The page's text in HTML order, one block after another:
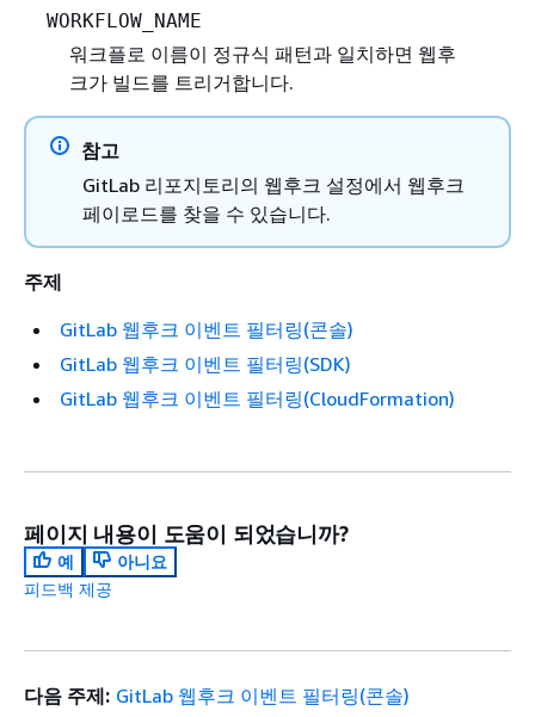
WORKFLOW_NAME
워크플로 이름이 정규식 패턴과 일치하면 웹후
크가 빌드를 트리거합니다.
참고
GitLab 리포지토리의 웹후크 설정에서 웹후크
페이로드를 찾을 수 있습니다.
주제
GitLab 웹후크 이벤트 필터링(콘솔)
GitLab 웹후크 이벤트 필터링(SDK)
GitLab 웹후크 이벤트 필터링(CloudFormation)
페이지 내용이 도움이 되었습니까?
예
아니요
피드백 제공
다음 주제: GitLab 웹후크 이벤트 필터링(콘솔)